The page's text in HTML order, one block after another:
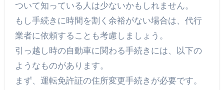
ついて知っている人は少ないかもしれません。
もし手続きに時間を割く余裕がない場合は、代行
業者に依頼することも考慮しましょう。
引っ越し時の自動車に関わる手続きには、以下の
ようなものがあります。
まず、運転免許証の住所変更手続きが必要です。